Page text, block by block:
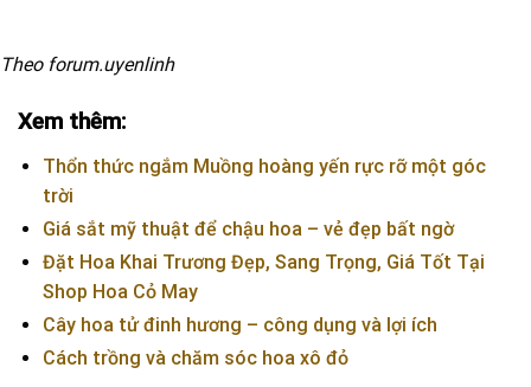
Theo forum.uyenlinh
Xem thêm:
Thổn thức ngắm Muồng hoàng yến rực rỡ một góc
trời
Giá sắt mỹ thuật để chậu hoa – vẻ đẹp bất ngờ
Đặt Hoa Khai Trương Đẹp, Sang Trọng, Giá Tốt Tại
Shop Hoa Cỏ May
Cây hoa tử đinh hương – công dụng và lợi ích
Cách trồng và chăm sóc hoa xô đỏ